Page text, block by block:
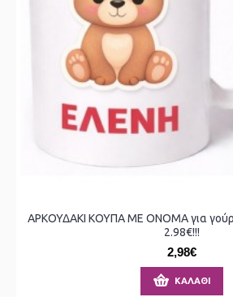
ΑΡΚΟΥΔΑΚΙ ΚΟΥΠΑ ΜΕ ΟΝΟΜΑ για
2.98€!!!
2,98€
ΚΑΛΆΘΙ